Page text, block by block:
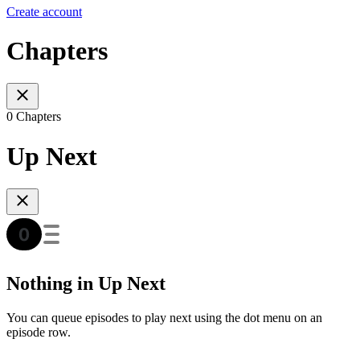
Create account
Chapters
0 Chapters
Up Next
Nothing in Up Next
You can queue episodes to play next using the dot menu on an
episode row.